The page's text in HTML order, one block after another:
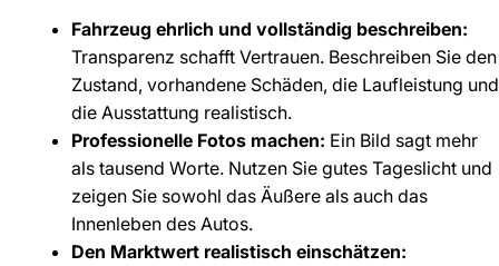
Fahrzeug ehrlich und vollständig beschreiben:
Transparenz schafft Vertrauen. Beschreiben Sie den
Zustand, vorhandene Schäden, die Laufleistung und
die Ausstattung realistisch.
Professionelle Fotos machen: Ein Bild sagt mehr
als tausend Worte. Nutzen Sie gutes Tageslicht und
zeigen Sie sowohl das Äußere als auch das
Innenleben des Autos.
Den Marktwert realistisch einschätzen: